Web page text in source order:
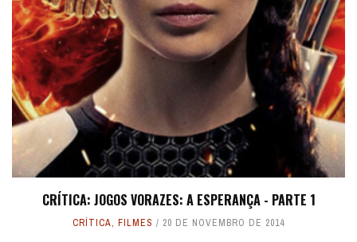
CRÍTICA: JOGOS VORAZES: A ESPERANÇA - PARTE 1
CRÍTICA, FILMES 20 DE NOVEMBRO DE 2014